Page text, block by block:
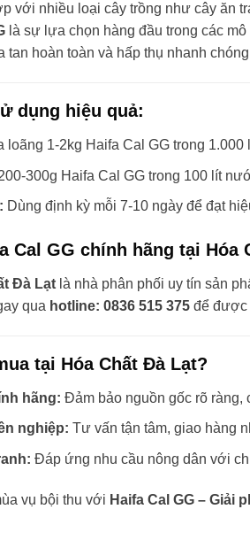
với nhiều loại cây trồng như cây ăn
là sự lựa chọn hàng đầu trong các
tan hoàn toàn và hấp thụ nhanh
dụng hiệu quả:
loãng 1-2kg Haifa Cal GG trong
300g Haifa Cal GG trong 100 lít
Dùng định kỳ mỗi 7-10 ngày để đạt
Cal GG chính hãng tại Hóa
Đà Lạt là nhà phân phối uy tín sản
qua hotline: 0836 515 375 để được
tại Hóa Chất Đà Lạt?
hãng: Đảm bảo nguồn gốc rõ
nghiệp: Tư vấn tận tâm, giao hàng
Đáp ứng nhu cầu nông dân với
vụ bội thu với Haifa Cal GG – Giải